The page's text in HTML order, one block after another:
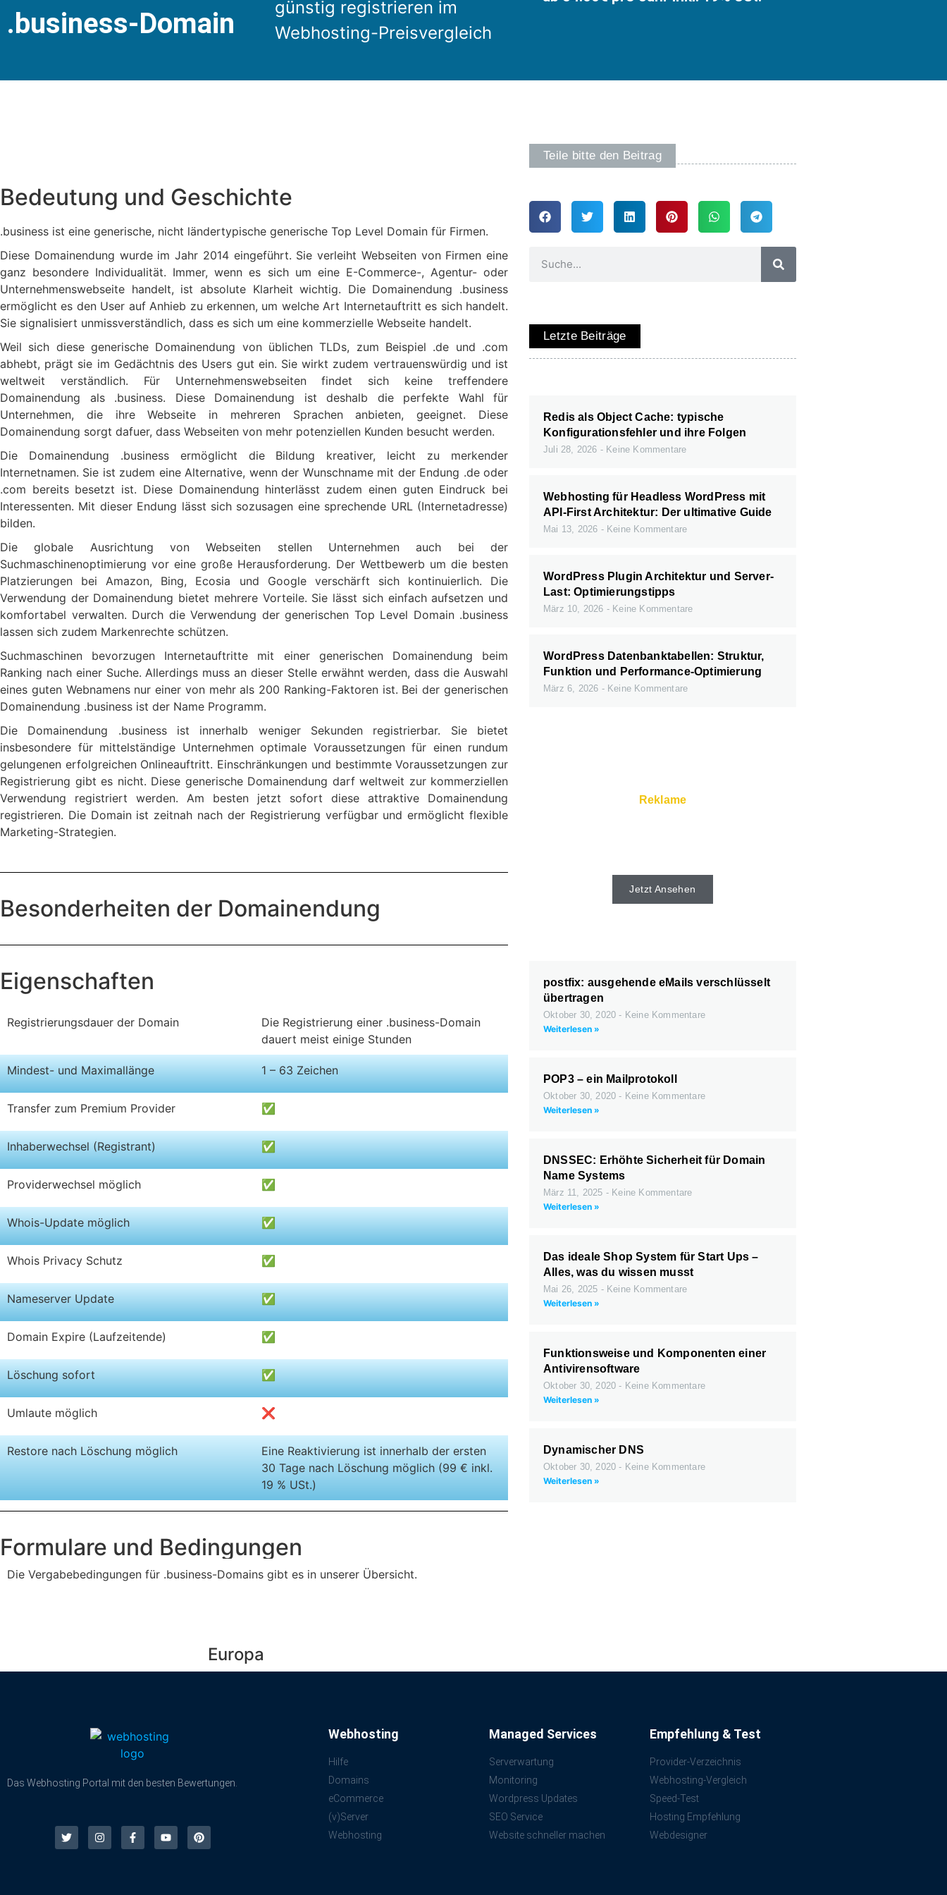
.business-Domain
günstig registrieren im
Webhosting-Preisvergleich
Bedeutung und Geschichte
.business ist eine generische, nicht ländertypische generische Top Level Domain für Firmen.
Diese Domainendung wurde im Jahr 2014 eingeführt. Sie verleiht Webseiten von Firmen eine
ganz besondere Individualität. Immer, wenn es sich um eine E-Commerce-, Agentur- oder
Unternehmenswebseite handelt, ist absolute Klarheit wichtig. Die Domainendung .business
ermöglicht es den User auf Anhieb zu erkennen, um welche Art Internetauftritt es sich handelt.
Sie signalisiert unmissverständlich, dass es sich um eine kommerzielle Webseite handelt.
Weil sich diese generische Domainendung von üblichen TLDs, zum Beispiel .de und .com
abhebt, prägt sie im Gedächtnis des Users gut ein. Sie wirkt zudem vertrauenswürdig und ist
weltweit verständlich. Für Unternehmenswebseiten findet sich keine treffendere
Domainendung als .business. Diese Domainendung ist deshalb die perfekte Wahl für
Unternehmen, die ihre Webseite in mehreren Sprachen anbieten, geeignet. Diese
Domainendung sorgt dafuer, dass Webseiten von mehr potenziellen Kunden besucht werden.
Die Domainendung .business ermöglicht die Bildung kreativer, leicht zu merkender
Internetnamen. Sie ist zudem eine Alternative, wenn der Wunschname mit der Endung .de oder
.com bereits besetzt ist. Diese Domainendung hinterlässt zudem einen guten Eindruck bei
Interessenten. Mit dieser Endung lässt sich sozusagen eine sprechende URL (Internetadresse)
bilden.
Die globale Ausrichtung von Webseiten stellen Unternehmen auch bei der
Suchmaschinenoptimierung vor eine große Herausforderung. Der Wettbewerb um die besten
Platzierungen bei Amazon, Bing, Ecosia und Google verschärft sich kontinuierlich. Die
Verwendung der Domainendung bietet mehrere Vorteile. Sie lässt sich einfach aufsetzen und
komfortabel verwalten. Durch die Verwendung der generischen Top Level Domain .business
lassen sich zudem Markenrechte schützen.
Suchmaschinen bevorzugen Internetauftritte mit einer generischen Domainendung beim
Ranking nach einer Suche. Allerdings muss an dieser Stelle erwähnt werden, dass die Auswahl
eines guten Webnamens nur einer von mehr als 200 Ranking-Faktoren ist. Bei der generischen
Domainendung .business ist der Name Programm.
Die Domainendung .business ist innerhalb weniger Sekunden registrierbar. Sie bietet
insbesondere für mittelständige Unternehmen optimale Voraussetzungen für einen rundum
gelungenen erfolgreichen Onlineauftritt. Einschränkungen und bestimmte Voraussetzungen zur
Registrierung gibt es nicht. Diese generische Domainendung darf weltweit zur kommerziellen
Verwendung registriert werden. Am besten jetzt sofort diese attraktive Domainendung
registrieren. Die Domain ist zeitnah nach der Registrierung verfügbar und ermöglicht flexible
Marketing-Strategien.
Besonderheiten der Domainendung
Eigenschaften
Registrierungsdauer der Domain
Die Registrierung einer .business-Domain
dauert meist einige Stunden
Mindest- und Maximallänge 1 – 63 Zeichen
Transfer zum Premium Provider ✅
Inhaberwechsel (Registrant) ✅
Providerwechsel möglich ✅
Whois-Update möglich ✅
Whois Privacy Schutz ✅
Nameserver Update ✅
Domain Expire (Laufzeitende) ✅
Löschung sofort ✅
Umlaute möglich ❌
Restore nach Löschung möglich
Eine Reaktivierung ist innerhalb der ersten
30 Tage nach Löschung möglich (99 € inkl.
19 % USt.)
Formulare und Bedingungen
Teile bitte den Beitrag
Letzte Beiträge
Redis als Object Cache: typische
Konfigurationsfehler und ihre Folgen
Juli 28, 2026 Keine Kommentare
Webhosting für Headless WordPress mit
API-First Architektur: Der ultimative Guide
Mai 13, 2026 Keine Kommentare
WordPress Plugin Architektur und Server-
Last: Optimierungstipps
März 10, 2026 Keine Kommentare
WordPress Datenbanktabellen: Struktur,
Funktion und Performance-Optimierung
März 6, 2026 Keine Kommentare
Reklame
Jetzt Ansehen
postfix: ausgehende eMails verschlüsselt
übertragen
Oktober 30, 2020
Keine Kommentare
Weiterlesen »
POP3 – ein Mailprotokoll
Oktober 30, 2020
Keine Kommentare
Weiterlesen »
DNSSEC: Erhöhte Sicherheit für Domain
Name Systems
März 11, 2025
Keine Kommentare
Weiterlesen »
Das ideale Shop System für Start Ups –
Alles, was du wissen musst
Mai 26, 2025 Keine Kommentare
Weiterlesen »
Funktionsweise und Komponenten einer
Antivirensoftware
Oktober 30, 2020
Keine Kommentare
Weiterlesen »
Dynamischer DNS
Oktober 30, 2020
Keine Kommentare
Weiterlesen »
Die Vergabebedingungen für .business-Domains gibt es in unserer Übersicht.
Europa
Das Webhosting Portal mit den besten Bewertungen.
Webhosting
Hilfe
Domains
eCommerce
(v)Server
Webhosting
Managed Services
Serverwartung
Monitoring
Wordpress Updates
SEO Service
Website schneller machen
Empfehlung & Test
Provider-Verzeichnis
Webhosting-Vergleich
Speed-Test
Hosting Empfehlung
Webdesigner